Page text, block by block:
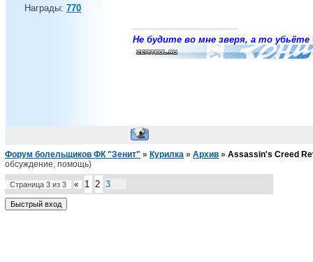
Награды: 770
Не будите во мне зверя, а то убьёте
Форум болельщиков ФК "Зенит" » Курилка » Архив » Assassin's Creed
обсуждение, помощь)
Страница 3 из 3 « 1 2 3